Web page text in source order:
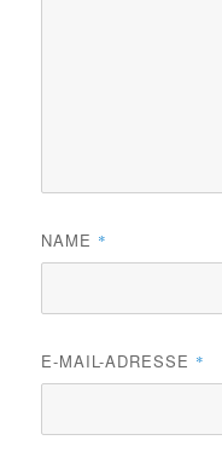
NAME *
E-MAIL-ADRESSE *